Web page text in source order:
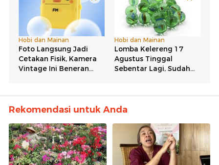
Rekomendasi untuk Anda